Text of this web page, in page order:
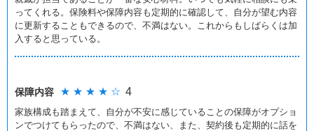
ってくれる。保険料や保障内容も定期的に確認して、自分が望む内容
に更新することもできるので、不満はない。これからもしばらくは加
入すると思っている。
保障内容 ★ ★ ★ ★ ☆ 4
家族構成も踏まえて、自分が不安に感じていることの保障がオプショ
ンでつけてもらったので、不満はない、また、契約後も定期的に話を